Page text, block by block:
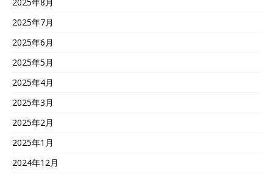
2025年7月
2025年6月
2025年5月
2025年4月
2025年3月
2025年2月
2025年1月
2024年12月